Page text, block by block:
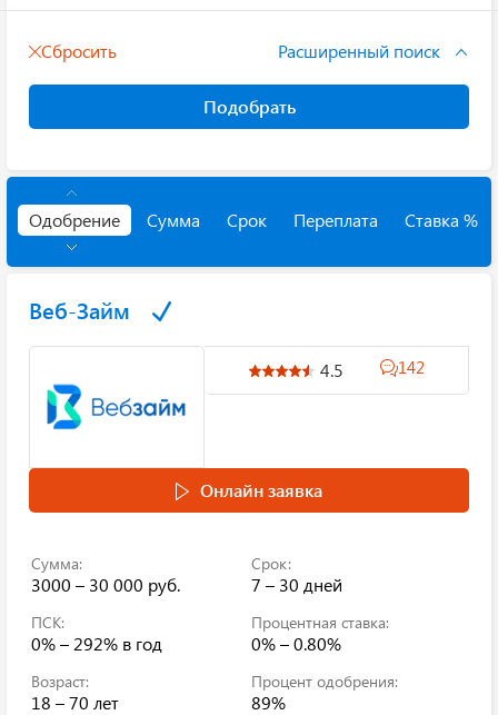
Сбросить Расширенный поиск
Подобрать
Одобрение Сумма Срок Переплата Ставка %
Веб-Займ
4.5 142
Онлайн заявка
Сумма:
3000 – 30 000 руб.
Срок:
7 – 30 дней
ПСК:
0% – 292% в год
Процентная ставка:
0% – 0.80%
Возраст:
18 – 70 лет
Процент одобрения:
89%